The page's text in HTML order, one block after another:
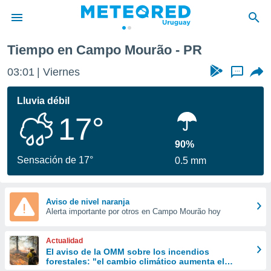
de
ha
para
que se
calidad.
a este
las
y
forma
digital
basada
Tiempo en Campo Mourão - PR
03:01 Viernes ...
Lluvia débil
17°
Sensación de 17°
90%
0.5 mm
Aviso de nivel naranja
Alerta importante por otros en Campo Mourão hoy
Actualidad
El aviso de la OMM sobre los incendios
forestales: "el cambio climático aumenta el